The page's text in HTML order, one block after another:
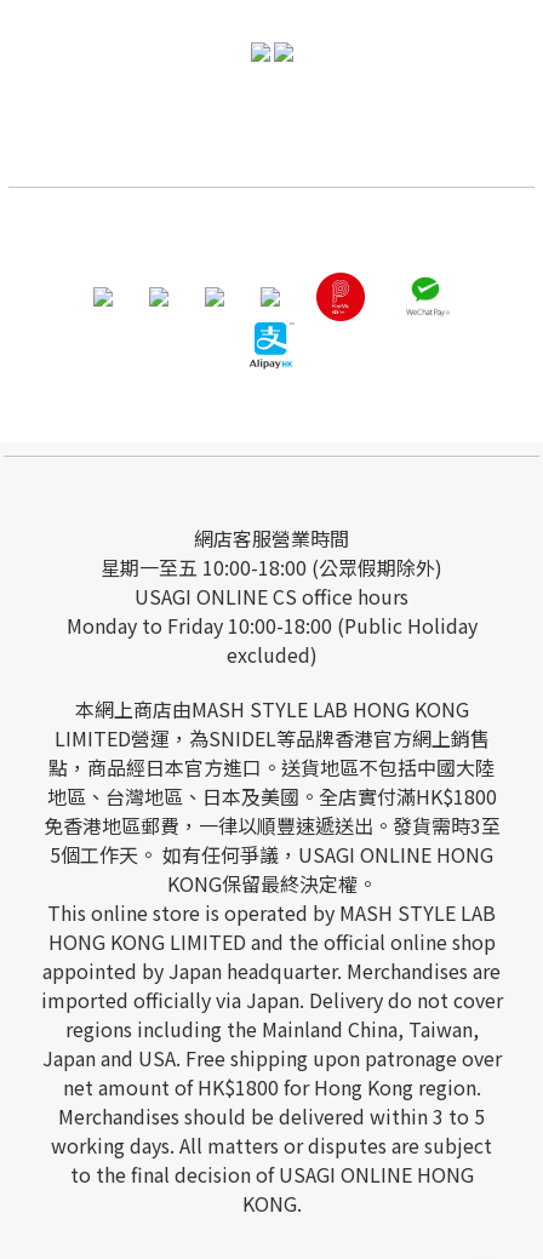
網店客服營業時間
星期一至五 10:00-18:00 (公眾假期除外)
USAGI ONLINE CS office hours
Monday to Friday 10:00-18:00 (Public Holiday
excluded)
本網上商店由MASH STYLE LAB HONG KONG
LIMITED營運，為SNIDEL等品牌香港官方網上銷售
點，商品經日本官方進口。送貨地區不包括中國大陸
地區、台灣地區、日本及美國。全店實付滿HK$1800
免香港地區郵費，一律以順豐速遞送出。發貨需時3至
5個工作天。 如有任何爭議，USAGI ONLINE HONG
KONG保留最終決定權。
This online store is operated by MASH STYLE LAB
HONG KONG LIMITED and the official online shop
appointed by Japan headquarter. Merchandises are
imported officially via Japan. Delivery do not cover
regions including the Mainland China, Taiwan,
Japan and USA. Free shipping upon patronage over
net amount of HK$1800 for Hong Kong region.
Merchandises should be delivered within 3 to 5
working days. All matters or disputes are subject
to the final decision of USAGI ONLINE HONG
KONG.